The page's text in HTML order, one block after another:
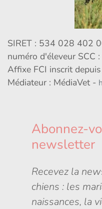
SIRET : 534 028 402
numéro d'éleveur SCC
Affixe FCI inscrit
Médiateur : MédiaVet -
Abonnez-
newsletter
Recevez la
chiens : les
naissances, la